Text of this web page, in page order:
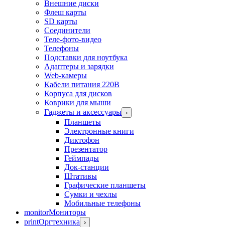
Внешние диски
Флеш карты
SD карты
Соединители
Теле-фото-видео
Телефоны
Подставки для ноутбука
Адаптеры и зарядки
Web-камеры
Кабели питания 220В
Корпуса для дисков
Коврики для мыши
Гаджеты и аксессуары ›
Планшеты
Электронные книги
Диктофон
Презентатор
Геймпады
Док-станции
Штативы
Графические планшеты
Сумки и чехлы
Мобильные телефоны
monitorМониторы
printОргтехника ›